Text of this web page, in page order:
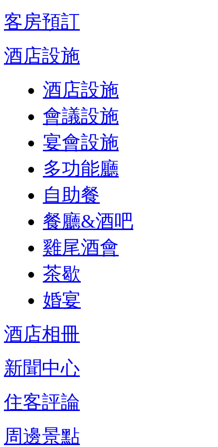
客房預訂
酒店設施
酒店設施
會議設施
宴會設施
多功能廳
自助餐
餐廳&酒吧
雞尾酒會
茶歇
婚宴
酒店相冊
新聞中心
住客評論
周邊景點